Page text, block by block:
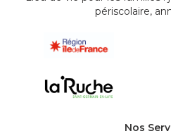
périscolaire,
Nos